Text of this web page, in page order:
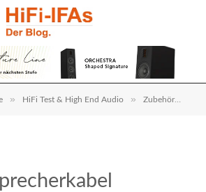
» HiFi Test & High End Audio » Zubehör